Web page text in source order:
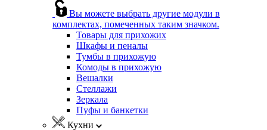
Вы можете выбрать другие модули в
комплектах, помеченных таким значком.
Товары для прихожих
Шкафы и пеналы
Тумбы в прихожую
Комоды в прихожую
Вешалки
Стеллажи
Зеркала
Пуфы и банкетки
Кухни